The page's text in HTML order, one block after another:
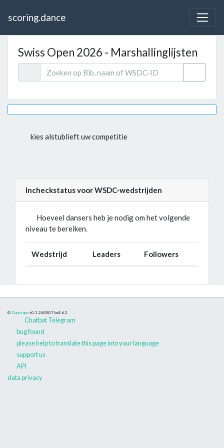
scoring.dance
Swiss Open 2026 - Marshallinglijsten
kies alstublieft uw competitie
Incheckstatus voor WSDC-wedstrijden
Hoeveel dansers heb je nodig om het volgende
niveau te bereiken.
Wedstrijd Leaders Followers
© Danceapp v0.1.260807 bs4.6.2
Chatbot Telegram
bug found
please help to translate this page into your language
support us
API
data privacy